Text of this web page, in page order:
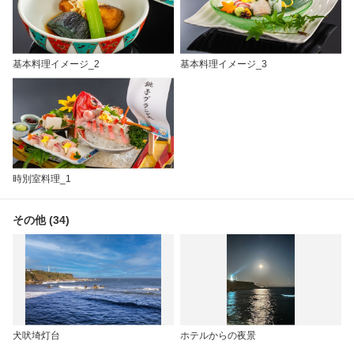
基本料理イメージ_2 基本料理イメージ_3
時別室料理_1
その他 (34)
犬吠埼灯台 ホテルからの夜景